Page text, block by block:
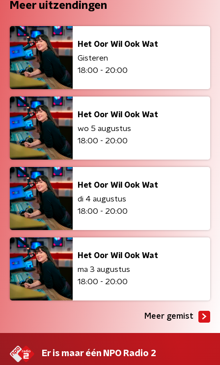
Meer uitzendingen
Het Oor Wil Ook Wat
Gisteren
18:00 - 20:00
Het Oor Wil Ook Wat
wo 5 augustus
18:00 - 20:00
Het Oor Wil Ook Wat
di 4 augustus
18:00 - 20:00
Het Oor Wil Ook Wat
ma 3 augustus
18:00 - 20:00
Meer gemist
Er is maar één NPO Radio 2